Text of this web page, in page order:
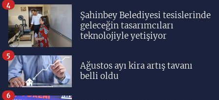
Şahinbey Belediyesi tesislerinde
geleceğin tasarımcıları
teknolojiyle yetişiyor
4
Ağustos ayı kira artış tavanı
belli oldu
5
6